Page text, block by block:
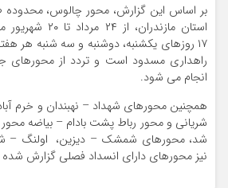
۱۷ روزهای یکشنبه، دوشنبه و سه شنبه هر
راهداری مسدود است و تردد از محورهای
انجام می شود.
همچنین محورهای شهداد – نهبندان و خرم
شریانی و محور رباط پشت بادام – بیاضه
شد، محورهای شمشک – دیزین، اولنگ –
نیز محورهای دارای انسداد فصلی گزارش